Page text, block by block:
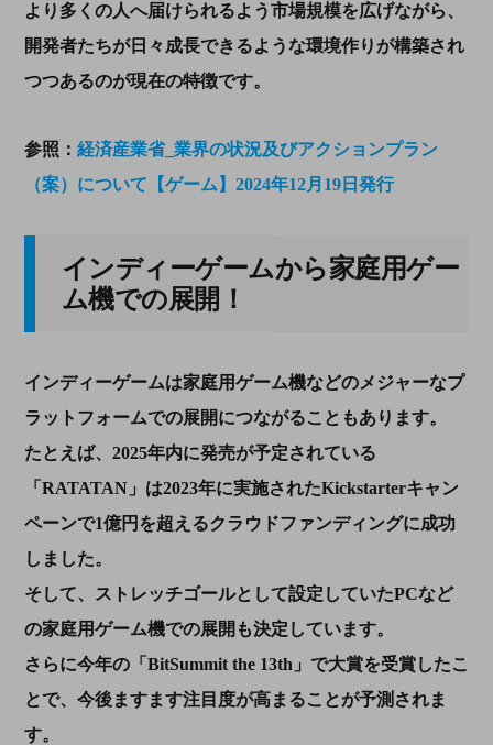
より多くの人へ届けられるよう市場規模を広げながら、
開発者たちが日々成長できるような環境作りが構築され
つつあるのが現在の特徴です。
参照： 経済産業省_業界の状況及びアクションプラン
（案）について【ゲーム】2024年12月19日発行
インディーゲームから家庭用ゲー
ム機での展開！
インディーゲームは家庭用ゲーム機などのメジャーなプ
ラットフォームでの展開につながることもあります。
たとえば、2025年内に発売が予定されている
「RATATAN」は2023年に実施されたKickstarterキャン
ペーンで1億円を超えるクラウドファンディングに成功
しました。
そして、ストレッチゴールとして設定していたPCなど
の家庭用ゲーム機での展開も決定しています。
さらに今年の「BitSummit the 13th」で大賞を受賞したこ
とで、今後ますます注目度が高まることが予測されま
す。